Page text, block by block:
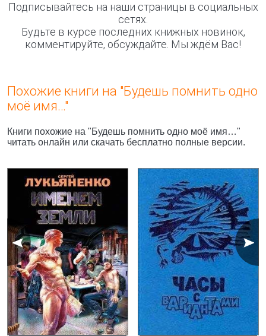
Подписывайтесь на наши страницы в социальных
сетях.
Будьте в курсе последних книжных новинок,
комментируйте, обсуждайте. Мы ждём Вас!
Похожие книги на "Будешь помнить одно
моё имя…"
Книги похожие на "Будешь помнить одно моё имя…"
читать онлайн или скачать бесплатно полные версии.